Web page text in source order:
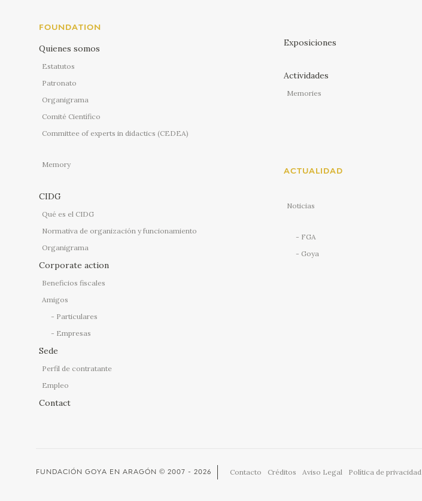
FOUNDATION
Quienes somos
Estatutos
Patronato
Organigrama
Comité Científico
Committee of experts in didactics (CEDEA)
Memory
CIDG
Qué es el CIDG
Normativa de organización y funcionamiento
Organigrama
Corporate action
Beneficios fiscales
Amigos
Particulares
Empresas
Sede
Perfil de contratante
Empleo
Contact
Exposiciones
Actividades
Memories
ACTUALIDAD
Noticias
FGA
Goya
FUNDACIÓN GOYA EN ARAGÓN © 2007 - 2026 Contacto Créditos Aviso Legal Política de privacidad